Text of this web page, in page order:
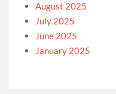
August 2025
July 2025
June 2025
January 2025